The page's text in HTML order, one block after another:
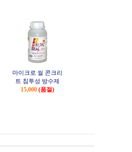
마이크로 씰 콘크리
트 침투성 방수제
15,000 (품절)